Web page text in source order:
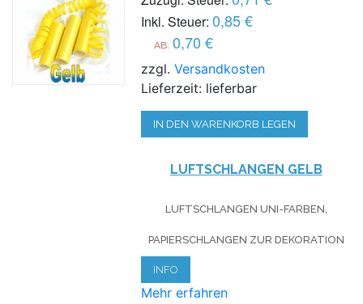
Inkl. Steuer: 0,85 €
AB: 0,70 €
zzgl.Versandkosten
Lieferzeit: lieferbar
IN DEN WARENKORB LEGEN
LUFTSCHLANGEN GELB
LUFTSCHLANGEN UNI-FARBEN,
PAPIERSCHLANGEN ZUR DEKORATION
INFO
Mehr erfahren